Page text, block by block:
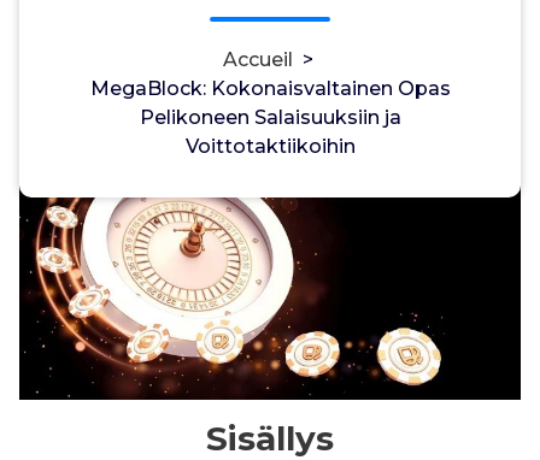
Accueil
>
MegaBlock: Kokonaisvaltainen Opas
Pelikoneen Salaisuuksiin ja
Voittotaktiikoihin
uncategorized
Sisällys